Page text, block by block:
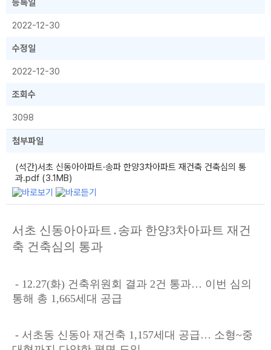
등록일
2022-12-30
수정일
2022-12-30
조회수
3098
첨부파일
(석간)서초 신동아아파트·송파 한양3차아파트 재건축 건축심의 통
과.pdf (3.1MB)
서초 신동아아파트․송파 한양3차아파트 재건
축 건축심의 통과
- 12.27(화) 건축위원회 결과 2건 통과… 이번 심의
통해 총 1,665세대 공급
- 서초동 신동아 재건축 1,157세대 공급… 소형~중